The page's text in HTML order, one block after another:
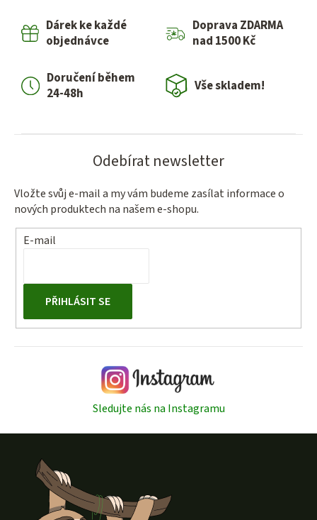
Dárek ke každé
objednávce
Doprava ZDARMA
nad 1500 Kč
Doručení během
24-48h
Vše skladem!
Odebírat newsletter
Vložte svůj e-mail a my vám budeme zasílat informace o
nových produktech na našem e-shopu.
E-mail
PŘIHLÁSIT SE
Sledujte nás na Instagramu